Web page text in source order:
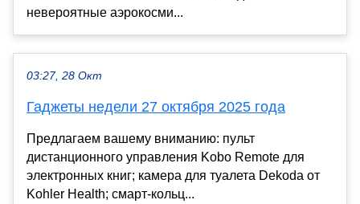
невероятные аэрокосми...
03:27, 28 Окт
Гаджеты недели 27 октября 2025 года
Предлагаем вашему вниманию: пульт
дистанционного управления Kobo Remote для
электронных книг; камера для туалета Dekoda от
Kohler Health; смарт-кольц...